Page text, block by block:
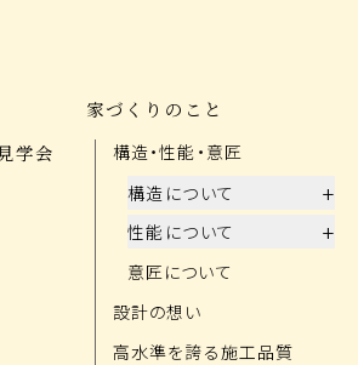
学会
家づくりのこと
構造・性能・意匠
構造について
+
性能について +
意匠について
設計の想い
高水準を誇る施工品質